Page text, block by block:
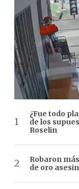
¿Fue todo
de los
Roselin
Robaron
de oro